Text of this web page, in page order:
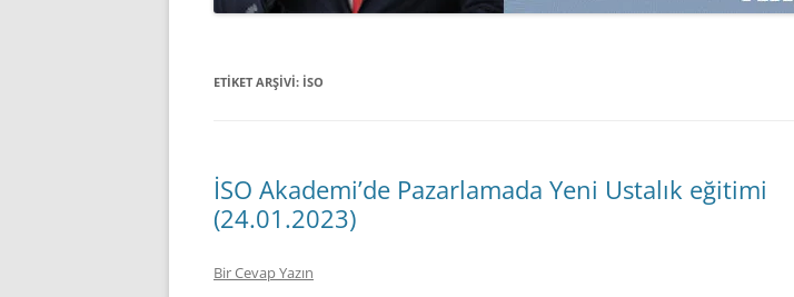
ETIKET ARŞIVI: ISO
İSO Akademi’de Pazarlamada Yeni Ustalık eğitimi
(24.01.2023)
Bir Cevap Yazın